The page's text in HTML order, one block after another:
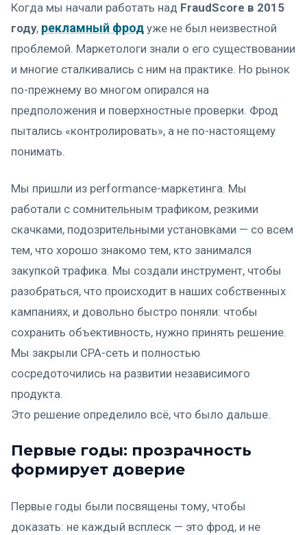
Когда мы начали работать над FraudScore в 2015
году, рекламный фрод уже не был неизвестной
проблемой. Маркетологи знали о его существовании
и многие сталкивались с ним на практике. Но рынок
по-прежнему во многом опирался на
предположения и поверхностные проверки. Фрод
пытались «контролировать», а не по-настоящему
понимать.
Мы пришли из performance-маркетинга. Мы
работали с сомнительным трафиком, резкими
скачками, подозрительными установками — со всем
тем, что хорошо знакомо тем, кто занимался
закупкой трафика. Мы создали инструмент, чтобы
разобраться, что происходит в наших собственных
кампаниях, и довольно быстро поняли: чтобы
сохранить объективность, нужно принять решение.
Мы закрыли CPA-сеть и полностью
сосредоточились на развитии независимого
продукта.
Это решение определило всё, что было дальше.
Первые годы: прозрачность
формирует доверие
Первые годы были посвящены тому, чтобы
доказать: не каждый всплеск — это фрод, и не